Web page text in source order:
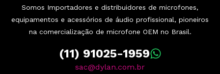
Somos Importadores e distribuidores de microfones,
equipamentos e acessórios de áudio profissional, pioneiros
na comercialização de microfone OEM no Brasil.
(11) 91025-1959
sac@dylan.com.br